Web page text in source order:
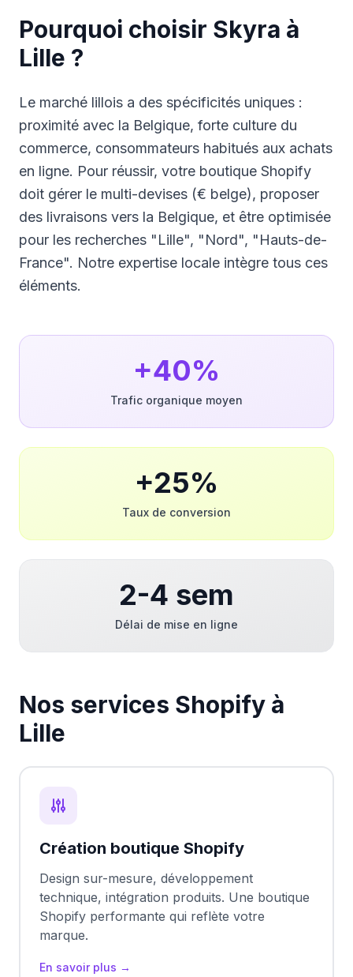
Pourquoi choisir Skyra à
Lille ?
Le marché lillois a des spécificités uniques :
proximité avec la Belgique, forte culture du
commerce, consommateurs habitués aux achats
en ligne. Pour réussir, votre boutique Shopify
doit gérer le multi-devises (€ belge), proposer
des livraisons vers la Belgique, et être optimisée
pour les recherches "Lille", "Nord", "Hauts-de-
France". Notre expertise locale intègre tous ces
éléments.
+40%
Trafic organique moyen
+25%
Taux de conversion
2-4 sem
Délai de mise en ligne
Nos services Shopify à
Lille
Création boutique Shopify
Design sur-mesure, développement
technique, intégration produits. Une boutique
Shopify performante qui reflète votre
marque.
En savoir plus →